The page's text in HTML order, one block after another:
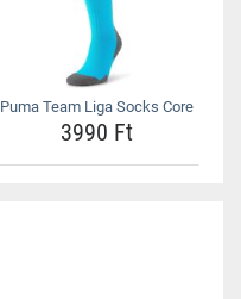
Puma Team Liga Socks Core
3990 Ft